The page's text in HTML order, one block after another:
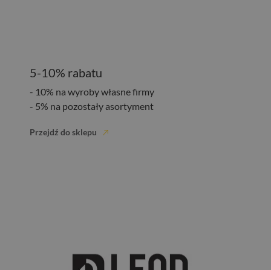
5-10% rabatu
- 10% na wyroby własne firmy
- 5% na pozostały asortyment
Przejdź do sklepu